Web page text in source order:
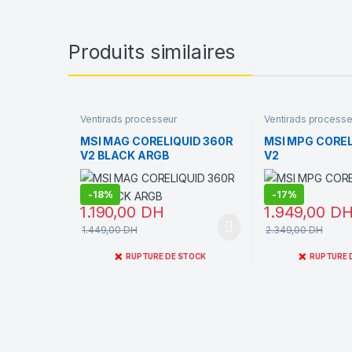
Produits similaires
Ventirads processeur
MSI MAG CORELIQUID 360R
V2 BLACK ARGB
-18%
1.190,00 DH
1.449,00DH
❌ RUPTURE DE STOCK
Ventirads
MSI MPG
V2
-17%
1.949,00
2.349,00DH
❌ RUPTURE